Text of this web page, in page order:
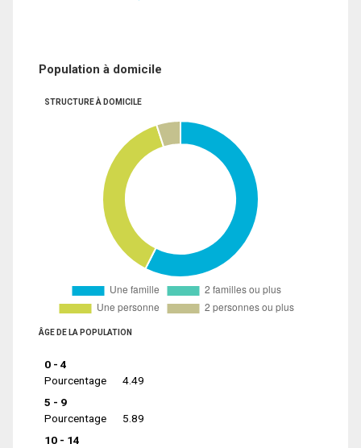
Population à domicile
STRUCTURE À DOMICILE
ÂGE DE LA POPULATION
0 - 4
Pourcentage
4.49
5 - 9
Pourcentage
5.89
10 - 14